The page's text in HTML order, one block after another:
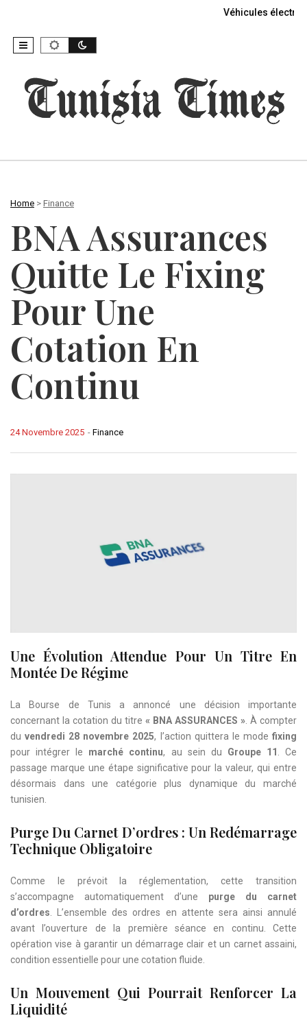
Véhicules
Home > Finance
BNA Assurances
Quitte Le Fixing
Pour Une
Cotation En
Continu
- Finance
24 Novembre 2025
Une Évolution Attendue Pour Un Titre En
Montée De Régime
La Bourse de Tunis a annoncé une décision importante
concernant la cotation du titre « BNA ASSURANCES » . À compter
duvendredi 28 novembre 2025, l’action quittera le modefixing
pour intégrer le marché continu, au sein du Groupe 11
. Ce
passage marque une étape significative pour la valeur, qui entre
désormais dans une catégorie plus dynamique du marché
tunisien.
Purge Du Carnet D’ordres : Un Redémarrage
Technique Obligatoire
Comme le prévoit la réglementation, cette transition
s’accompagne automatiquement d’une purge du carnet
d’ordres . L’ensemble des ordres en attente sera ainsi annulé
avant l’ouverture de la première séance en continu. Cette
opération vise à garantir un démarrage clair et un carnet assaini,
condition essentielle pour une cotation fluide.
Un Mouvement Qui Pourrait Renforcer La
Liquidité